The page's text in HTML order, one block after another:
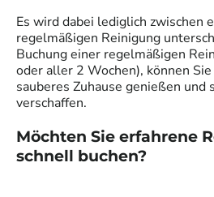
Es wird dabei lediglich zwischen
regelmäßigen Reinigung
Buchung einer regelmäßigen
oder aller 2 Wochen), können
sauberes Zuhause genießen und
verschaffen.
Möchten Sie erfahrene
schnell buchen?